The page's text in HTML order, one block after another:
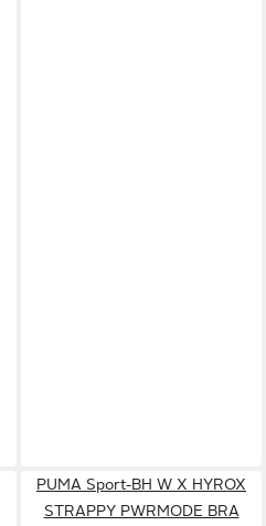
PUMA Sport-BH W X HYROX
STRAPPY PWRMODE BRA